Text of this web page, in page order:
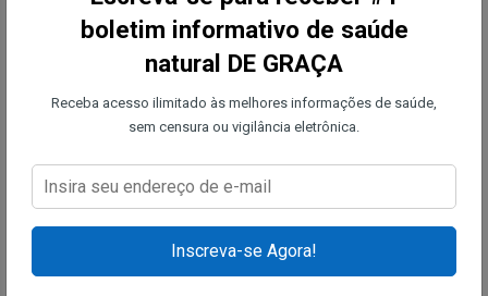
Foi concluído em um estudo de 2017 publicado na
Scientific Reports da Temple University, que a
substituição do azeite por óleo de canola (um óleo
investigadores admitiram em um comunicado, que
o óleo de canola estava ligado à deterioração da
memória e da capacidade de aprendizagem em
animais com Alzheimer.
boletim informativo de saúde
natural DE GRAÇA
Receba acesso ilimitado às melhores informações de saúde,
sem censura ou vigilância eletrônica.
Inscreva-se Agora!